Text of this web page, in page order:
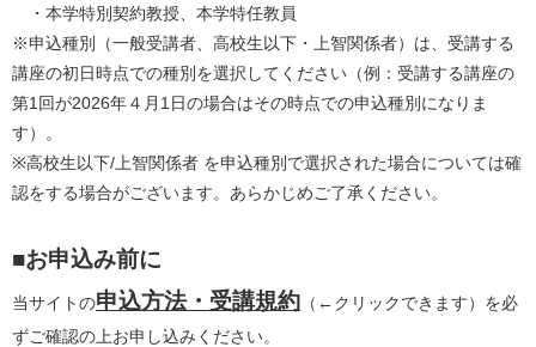
・本学特別契約教授、本学特任教員
※申込種別（一般受講者、高校生以下・上智関係者）は、受講する
講座の初日時点での種別を選択してください（例：受講する講座の
第1回が2026年４月1日の場合はその時点での申込種別になりま
す）。
※高校生以下/上智関係者 を申込種別で選択された場合については確
認をする場合がございます。あらかじめご了承ください。
■お申込み前に
当サイトの申込方法・受講規約 （←クリックできます）を必
ずご確認の上お申し込みください。